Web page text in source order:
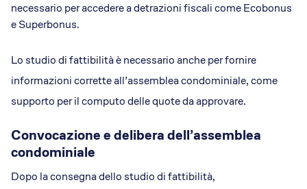
necessario per accedere a detrazioni fiscali come Ecobonus
e Superbonus.
Lo studio di fattibilità è necessario anche per fornire
informazioni corrette all’assemblea condominiale, come
supporto per il computo delle quote da approvare.
Convocazione e delibera dell’assemblea
condominiale
Dopo la consegna dello studio di fattibilità,